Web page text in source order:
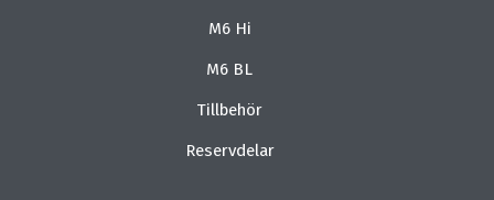
M6 Hi
M6 BL
Tillbehör
Reservdelar